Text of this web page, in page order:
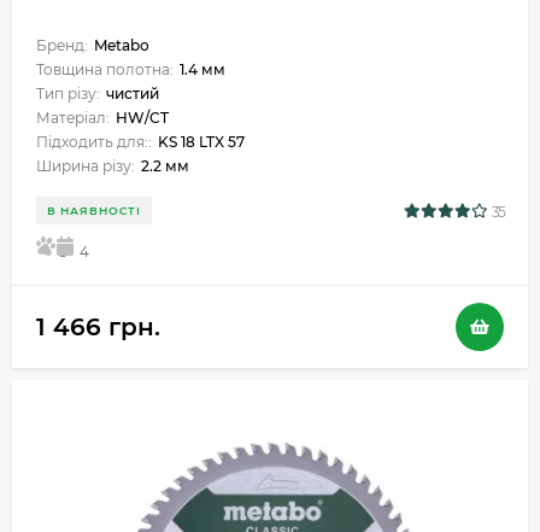
Бренд: Metabo
Товщина полотна: 1.4 мм
Тип різу: чистий
Матеріал: HW/CT
Підходить для:: KS 18 LTX 57
Ширина різу: 2.2 мм
В НАЯВНОСТІ 35
5 4
1 466 грн.